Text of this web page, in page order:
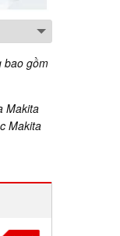
bao gồm
Makita
Makita